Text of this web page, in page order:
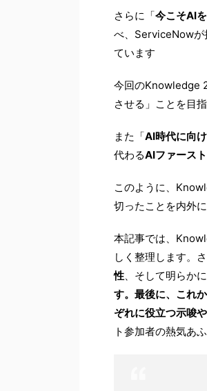
さらに「今こそAI
べ、ServiceNowが
ています
今回のKnowledge
させる」ことを目
また「AI時代に向
代わるAIファース
このように、
切ったことを内外
本記事では、
しく整理します。
性、そして明らか
す。最後に、これ
ぞれに役立つ示唆
ト参加者の熱気あ